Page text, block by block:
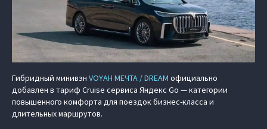
Гибридный минивэн VOYAH МЕЧТА / DREAM официально
добавлен в тариф Cruise сервиса Яндекс Go — категории
повышенного комфорта для поездок бизнес-класса и
длительных маршрутов.